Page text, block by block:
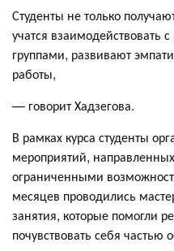
Студенты не только
учатся
группами, развивают
работы,
— говорит Хадзегова.
В рамках курса студенты
мероприятий,
ограниченными
месяцев проводились
занятия, которые помогли
почувствовать себя частью